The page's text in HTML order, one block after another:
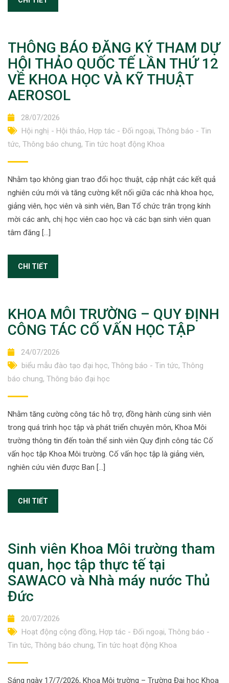
THÔNG BÁO ĐĂNG KÝ THAM DỰ
HỘI THẢO QUỐC TẾ LẦN THỨ 12
VỀ KHOA HỌC VÀ KỸ THUẬT
AEROSOL
28/07/2026
Hội nghị - Hội thảo, Hợp tác - Đối ngoại, Thông báo - Tin
tức, Thông báo chung, Tin tức hoạt động Khoa
Nhằm tạo không gian trao đổi học thuật, cập nhật các kết quả
nghiên cứu mới và tăng cường kết nối giữa các nhà khoa học,
giảng viên, học viên và sinh viên, Ban Tổ chức trân trọng kính
mời các anh, chị học viên cao học và các bạn sinh viên quan
tâm đăng […]
CHI TIẾT
KHOA MÔI TRƯỜNG – QUY ĐỊNH
CÔNG TÁC CỐ VẤN HỌC TẬP
24/07/2026
biểu mẫu đào tạo đại học, Thông báo - Tin tức, Thông
báo chung, Thông báo đại học
Nhằm tăng cường công tác hỗ trợ, đồng hành cùng sinh viên
trong quá trình học tập và phát triển chuyên môn, Khoa Môi
trường thông tin đến toàn thể sinh viên Quy định công tác Cố
vấn học tập Khoa Môi trường. Cố vấn học tập là giảng viên,
nghiên cứu viên được Ban […]
CHI TIẾT
Sinh viên Khoa Môi trường tham
quan, học tập thực tế tại
SAWACO và Nhà máy nước Thủ
Đức
20/07/2026
Hoạt động cộng đồng, Hợp tác - Đối ngoại, Thông báo -
Tin tức, Thông báo chung, Tin tức hoạt động Khoa
Sáng ngày 17/7/2026, Khoa Môi trường – Trường Đại học Khoa